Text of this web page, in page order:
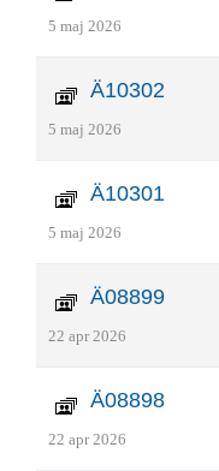
5 maj 2026
Ä10302
5 maj 2026
Ä10301
5 maj 2026
Ä08899
22 apr 2026
Ä08898
22 apr 2026